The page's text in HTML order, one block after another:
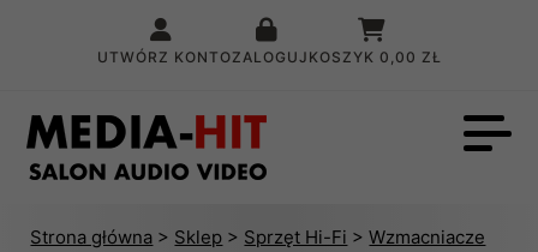
UTWÓRZ KONTOZALOGUJ KOSZYK 0,00 ZŁ
Strona główna > Sklep > Sprzęt Hi-Fi >Wzmacniacze